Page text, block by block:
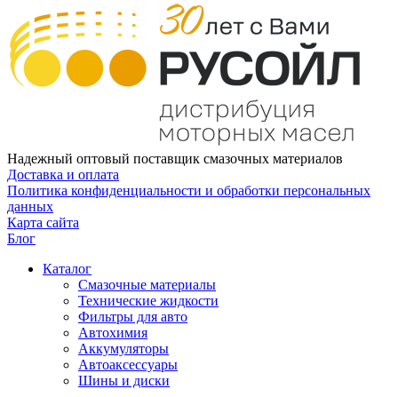
Надежный оптовый поставщик смазочных материалов
Доставка и оплата
Политика конфиденциальности и обработки персональных
данных
Карта сайта
Блог
Каталог
Смазочные материалы
Технические жидкости
Фильтры для авто
Автохимия
Аккумуляторы
Автоаксессуары
Шины и диски